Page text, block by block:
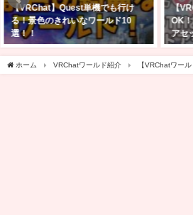
【VRChat】最初は無料アセットで
OK！BOOTHのおすすめワールド
アセット7選
【
をア
とそ
ホーム VRChatワールド紹介 【VRChatワー